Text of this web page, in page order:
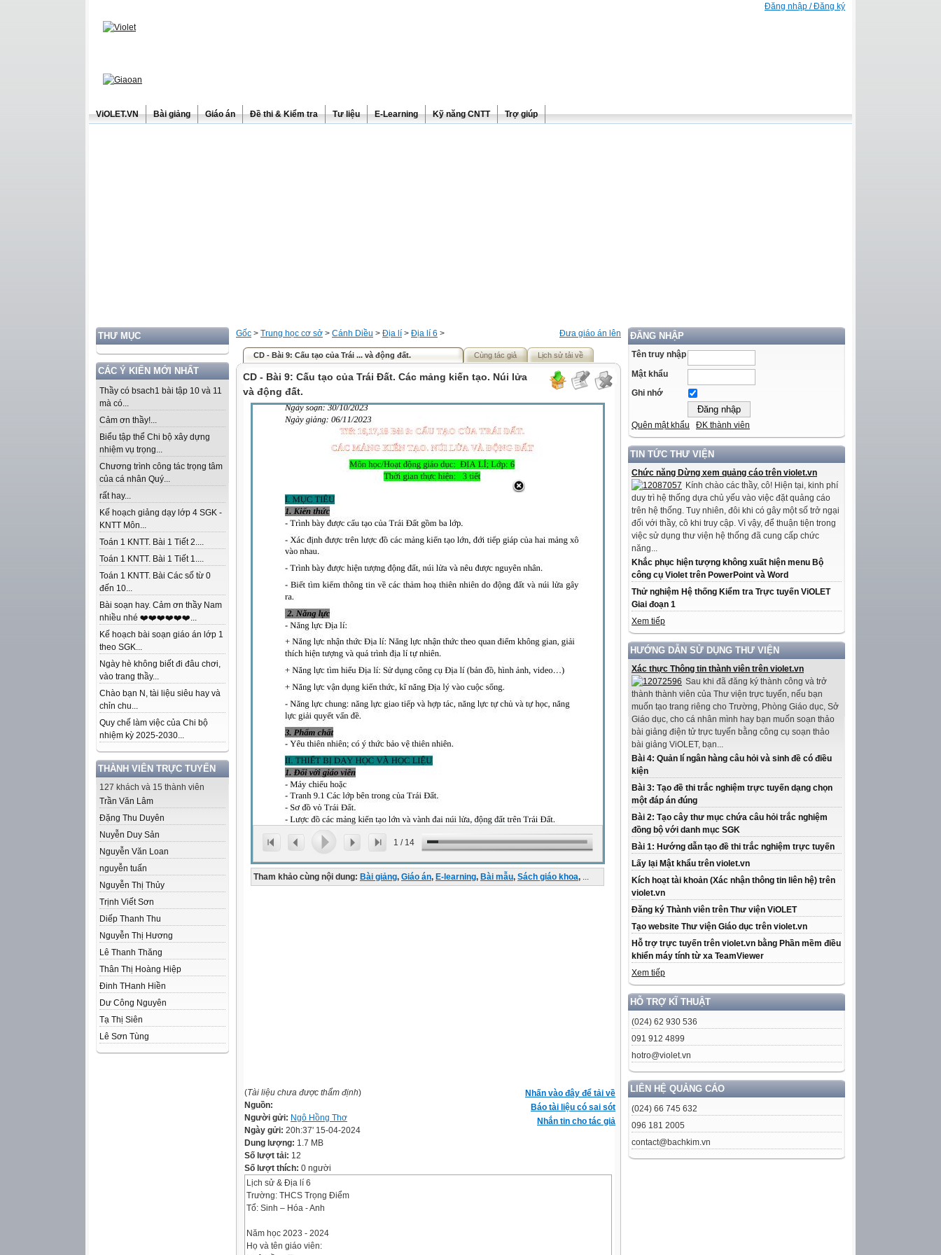
Đăng nhập / Đăng ký
ViOLET.VN Bài giảng Giáo án Đề thi & Kiểm tra Tư liệu E-Learning Kỹ năng CNTT Trợ giúp
THƯ MỤC
CÁC Ý KIẾN MỚI NHẤT
Thầy có bsach1 bài tập 10 và 11
mà có...
Cảm ơn thầy!...
Biểu tập thể Chi bộ xây dựng
nhiệm vụ trọng...
Chương trình công tác trọng tâm
của cá nhân Quý...
rất hay...
Kế hoạch giảng dạy lớp 4 SGK -
KNTT Môn...
Toán 1 KNTT. Bài 1 Tiết 2....
Toán 1 KNTT. Bài 1 Tiết 1....
Toán 1 KNTT. Bài Các số từ 0
đến 10...
Bài soạn hay. Cảm ơn thầy Nam
nhiều nhé ❤️❤️❤️❤️❤️❤️...
Kế hoạch bài soạn giáo án lớp 1
theo SGK...
Ngày hè không biết đi đâu chơi,
vào trang thầy...
Chào bạn N, tài liệu siêu hay và
chỉn chu...
Quy chế làm việc của Chi bộ
nhiệm kỳ 2025-2030...
THÀNH VIÊN TRỰC TUYẾN
127 khách và 15 thành viên
Trần Văn Lâm
Đặng Thu Duyên
Nuyễn Duy Sản
Nguyễn Văn Loan
nguyễn tuấn
Nguyễn Thị Thủy
Trịnh Viết Sơn
Diếp Thanh Thu
Nguyễn Thị Hương
Lê Thanh Thăng
Thân Thị Hoàng Hiệp
Đinh THanh Hiền
Dư Công Nguyên
Tạ Thị Siên
Lê Sơn Tùng
ĐĂNG NHẬP
Tên truy nhập
Mật khẩu
Ghi nhớ
Quên mật khẩu ĐK thành viên
TIN TỨC THƯ VIỆN
Chức năng Dừng xem quảng cáo trên violet.vn
Kính chào các thầy, cô! Hiện tại, kinh phí
duy trì hệ thống dựa chủ yếu vào việc đặt quảng cáo
trên hệ thống. Tuy nhiên, đôi khi có gây một số trở ngại
đối với thầy, cô khi truy cập. Vì vậy, để thuận tiện trong
việc sử dụng thư viện hệ thống đã cung cấp chức
năng...
Khắc phục hiện tượng không xuất hiện menu Bộ
công cụ Violet trên PowerPoint và Word
Thử nghiệm Hệ thống Kiểm tra Trực tuyến ViOLET
Giai đoạn 1
Xem tiếp
HƯỚNG DẪN SỬ DỤNG THƯ VIỆN
Xác thực Thông tin thành viên trên violet.vn
Sau khi đã đăng ký thành công và trở
thành thành viên của Thư viện trực tuyến, nếu bạn
muốn tạo trang riêng cho Trường, Phòng Giáo dục, Sở
Giáo dục, cho cá nhân mình hay bạn muốn soạn thảo
bài giảng điện tử trực tuyến bằng công cụ soạn thảo
bài giảng ViOLET, bạn...
Bài 4: Quản lí ngân hàng câu hỏi và sinh đề có điều
kiện
Bài 3: Tạo đề thi trắc nghiệm trực tuyến dạng chọn
một đáp án đúng
Bài 2: Tạo cây thư mục chứa câu hỏi trắc nghiệm
đồng bộ với danh mục SGK
Bài 1: Hướng dẫn tạo đề thi trắc nghiệm trực tuyến
Lấy lại Mật khẩu trên violet.vn
Kích hoạt tài khoản (Xác nhận thông tin liên hệ) trên
violet.vn
Đăng ký Thành viên trên Thư viện ViOLET
Tạo website Thư viện Giáo dục trên violet.vn
Hỗ trợ trực tuyến trên violet.vn bằng Phần mềm điều
khiển máy tính từ xa TeamViewer
Xem tiếp
HỖ TRỢ KĨ THUẬT
(024) 62 930 536
091 912 4899
hotro@violet.vn
LIÊN HỆ QUẢNG CÁO
(024) 66 745 632
096 181 2005
contact@bachkim.vn
Đưa giáo án lên
Gốc > Trung học cơ sở > Cánh Diều > Địa lí > Địa lí 6 >
CD - Bài 9: Cấu tạo của Trái ... và động đất. Cùng tác giả Lịch sử tải về
CD - Bài 9: Cấu tạo của Trái Đất. Các mảng kiến tạo. Núi lửa
và động đất.
1 / 14
Tham khảo cùng nội dung: Bài giảng, Giáo án, E-learning, Bài mẫu, Sách giáo khoa, ...
Nhấn vào đây để tải về
Báo tài liệu có sai sót
Nhắn tin cho tác giả
(Tài liệu chưa được thẩm định)
Nguồn:
Người gửi: Ngô Hồng Thơ
Ngày gửi: 20h:37' 15-04-2024
Dung lượng: 1.7 MB
Số lượt tải: 12
Số lượt thích: 0 người
Lịch sử & Địa lí 6
Trường: THCS Trọng Điểm
Tổ: Sinh – Hóa - Anh
Năm học 2023 - 2024
Họ và tên giáo viên: